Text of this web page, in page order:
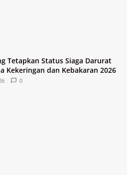
Tetapkan Status Siaga Darurat
Kekeringan dan Kebakaran 2026
0